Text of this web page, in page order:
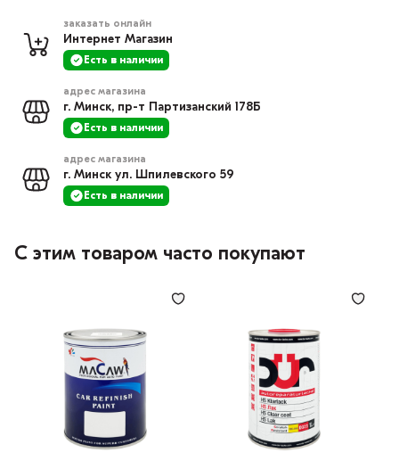
заказать онлайн
Интернет Магазин
Есть в наличии
адрес магазина
г. Минск, пр-т Партизанский 178Б
Есть в наличии
адрес магазина
г. Минск ул. Шпилевского 59
Есть в наличии
С этим товаром часто покупают